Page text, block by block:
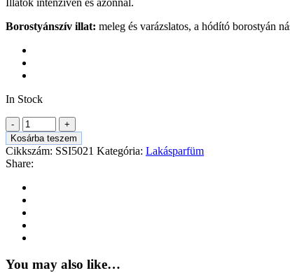
Borostyánszív illat: meleg és varázslatos, a hódító borostyán
In Stock
Kosárba teszem
Cikkszám: SSI5021 Kategória: Lakásparfüm
Share:
You may also like…